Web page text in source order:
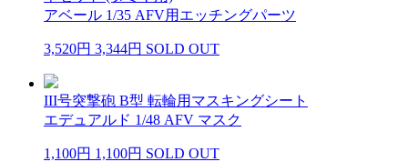
アベール 1/35 AFV用エッチングパーツ
3,520円 3,344円 SOLD OUT
III号突撃砲 B型 転輪用マスキングシート
エデュアルド 1/48 AFV マスク
1,100円 1,100円 SOLD OUT